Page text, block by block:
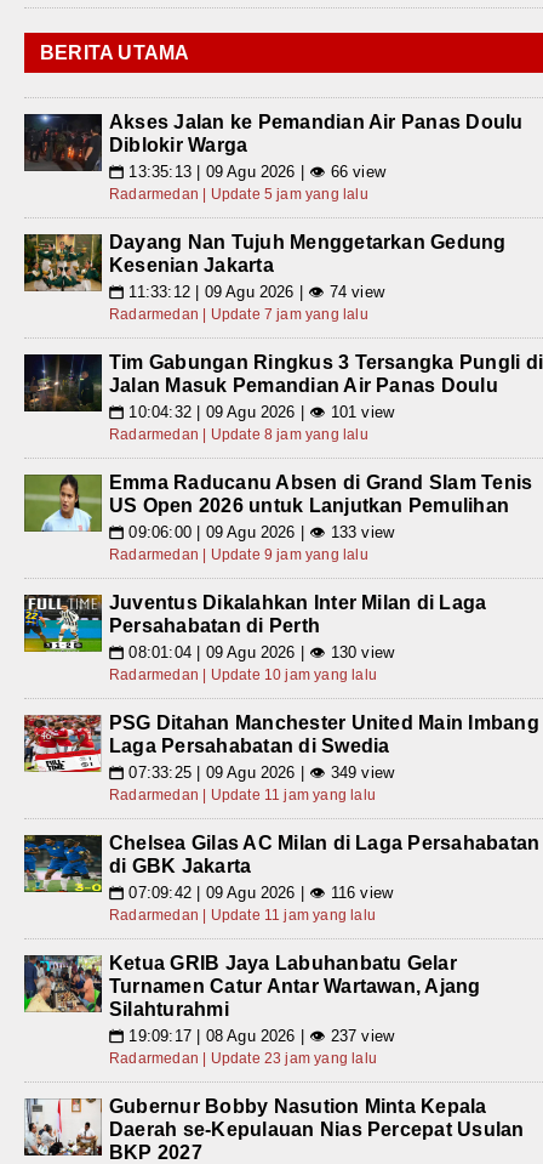
BERITA UTAMA
Akses Jalan ke Pemandian Air Panas Doulu
Diblokir Warga
📅 13:35:13 | 09 Agu 2026 | 👁 66 view
Radarmedan | Update 5 jam yang lalu
Dayang Nan Tujuh Menggetarkan Gedung
Kesenian Jakarta
📅 11:33:12 | 09 Agu 2026 | 👁 74 view
Radarmedan | Update 7 jam yang lalu
Tim Gabungan Ringkus 3 Tersangka Pungli di
Jalan Masuk Pemandian Air Panas Doulu
📅 10:04:32 | 09 Agu 2026 | 👁 101 view
Radarmedan | Update 8 jam yang lalu
Emma Raducanu Absen di Grand Slam Tenis
US Open 2026 untuk Lanjutkan Pemulihan
📅 09:06:00 | 09 Agu 2026 | 👁 133 view
Radarmedan | Update 9 jam yang lalu
Juventus Dikalahkan Inter Milan di Laga
Persahabatan di Perth
📅 08:01:04 | 09 Agu 2026 | 👁 130 view
Radarmedan | Update 10 jam yang lalu
PSG Ditahan Manchester United Main Imbang
Laga Persahabatan di Swedia
📅 07:33:25 | 09 Agu 2026 | 👁 349 view
Radarmedan | Update 11 jam yang lalu
Chelsea Gilas AC Milan di Laga Persahabatan
di GBK Jakarta
📅 07:09:42 | 09 Agu 2026 | 👁 116 view
Radarmedan | Update 11 jam yang lalu
Ketua GRIB Jaya Labuhanbatu Gelar
Turnamen Catur Antar Wartawan, Ajang
Silahturahmi
📅 19:09:17 | 08 Agu 2026 | 👁 237 view
Radarmedan | Update 23 jam yang lalu
Gubernur Bobby Nasution Minta Kepala
Daerah se-Kepulauan Nias Percepat Usulan
BKP 2027